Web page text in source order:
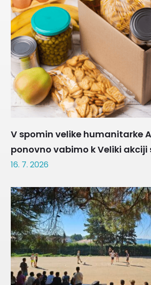
V spomin velike humanitarke
ponovno vabimo k Veliki akciji
16. 7. 2026